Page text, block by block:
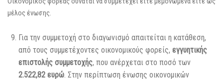
μέλος ένωσης.
Για την συμμετοχή στο διαγωνισμό απαιτείται η κατάθεση,
από τους συμμετέχοντες οικονομικούς φορείς, εγγυητικής
επιστολής συμμετοχής, που ανέρχεται στο ποσό των
2.522,82 ευρώ. Στην περίπτωση ένωσης οικονομικών